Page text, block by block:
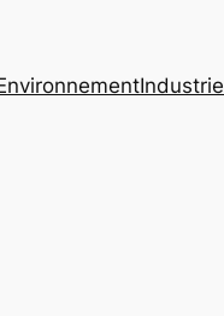
Industrie